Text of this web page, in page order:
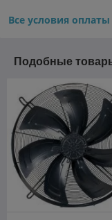
Все условия оплаты
Подобные